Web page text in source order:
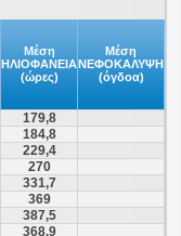
Μέση
ΗΛΙΟΦΑΝΕΙΑ
(ώρες)
Μέση
ΝΕΦΟΚΑΛΥΨΗ
(όγδοα)
179,8
184,8
229,4
270
331,7
369
387,5
368,9